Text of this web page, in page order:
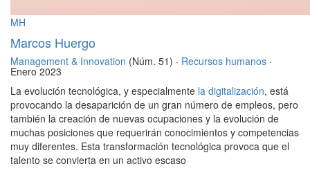
MH
Marcos Huergo
Management & Innovation (Núm. 51) · Recursos humanos ·
Enero 2023
La evolución tecnológica, y especialmente la digitalización, está
provocando la desaparición de un gran número de empleos, pero
también la creación de nuevas ocupaciones y la evolución de
muchas posiciones que requerirán conocimientos y competencias
muy diferentes. Esta transformación tecnológica provoca que el
talento se convierta en un activo escaso